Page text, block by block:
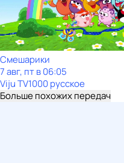
Смешарики
7 авг, пт в 06:05
Viju TV1000 русское
Больше похожих передач